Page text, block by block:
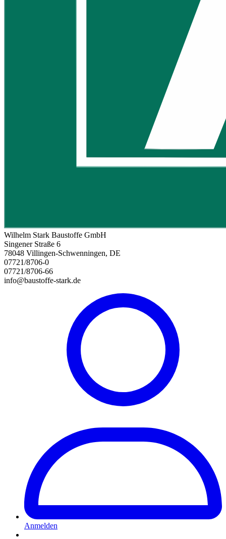
Wilhelm Stark Baustoffe GmbH
Singener Straße 6
78048 Villingen-Schwenningen, DE
07721/8706-0
07721/8706-66
info@baustoffe-stark.de
Anmelden